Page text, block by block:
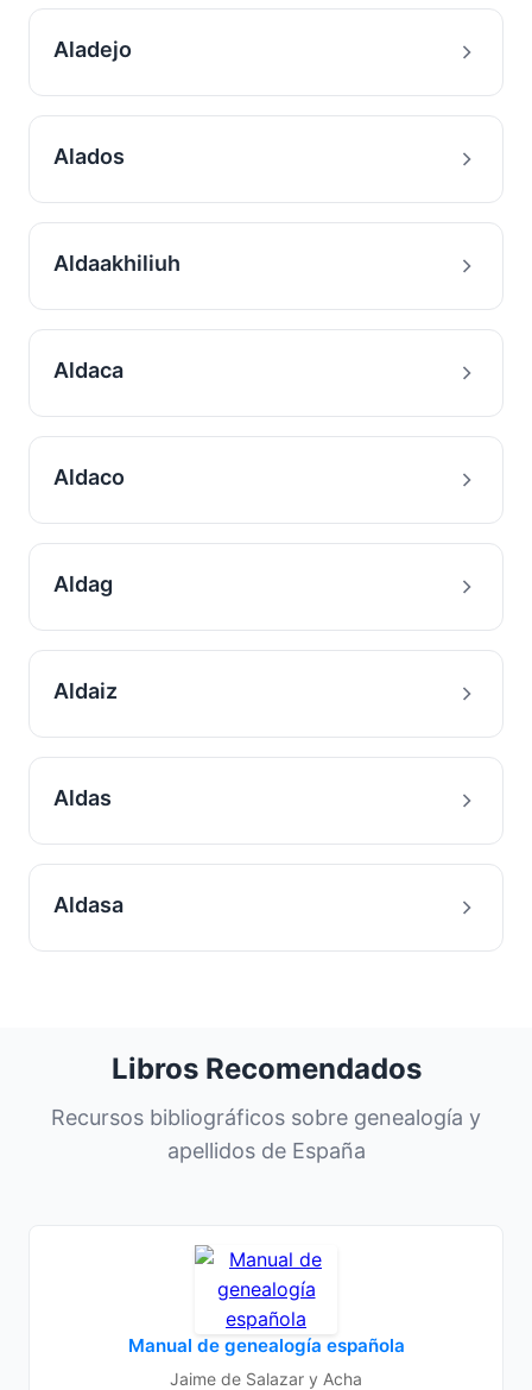
Aladejo
Alados
Aldaakhiliuh
Aldaca
Aldaco
Aldag
Aldaiz
Aldas
Aldasa
Libros Recomendados
Recursos bibliográficos sobre genealogía y
apellidos de España
Manual de genealogía española
Jaime de Salazar y Acha